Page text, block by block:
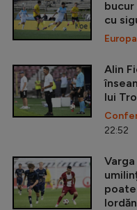
cu
Alin
lui
22:52
poate